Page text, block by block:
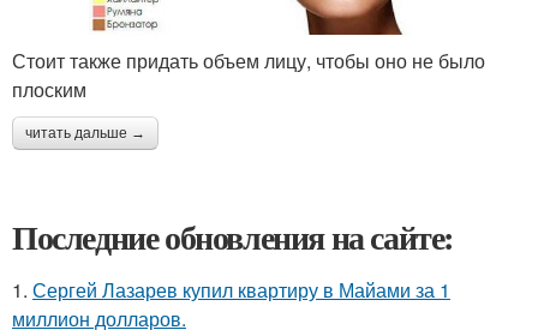
Стоит также придать объем лицу, чтобы оно не было
плоским
читать дальше →
Последние обновления на сайте:
1. Сергей Лазарев купил квартиру в Майами за 1
миллион долларов.